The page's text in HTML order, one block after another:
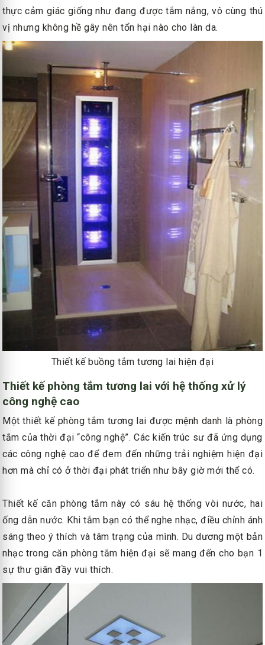
thực cảm giác giống như đang được tắm nắng, vô cùng thú
vị nhưng không hề gây nên tổn hại nào cho làn da.
Thiết kế buồng tắm tương lai hiện đại
Thiết kế phòng tắm tương lai với hệ thống xử lý
công nghệ cao
Một thiết kế phòng tắm tương lai được mệnh danh là phòng
tắm của thời đại “công nghệ”. Các kiến trúc sư đã ứng dụng
các công nghệ cao để đem đến những trải nghiệm hiện đại
hơn mà chỉ có ở thời đại phát triển như bây giờ mới thể có.
Thiết kế căn phòng tắm này có sáu hệ thống vòi nước, hai
ống dẫn nước. Khi tắm bạn có thể nghe nhạc, điều chỉnh ánh
sáng theo ý thích và tâm trạng của mình. Du dương một bản
nhạc trong căn phòng tắm hiện đại sẽ mang đến cho bạn 1
sự thư giãn đầy vui thích.